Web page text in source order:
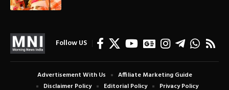
Follow US
Advertisement With Us
Affiliate Marketing Guide
Disclaimer Policy
Editorial Policy Privacy Policy